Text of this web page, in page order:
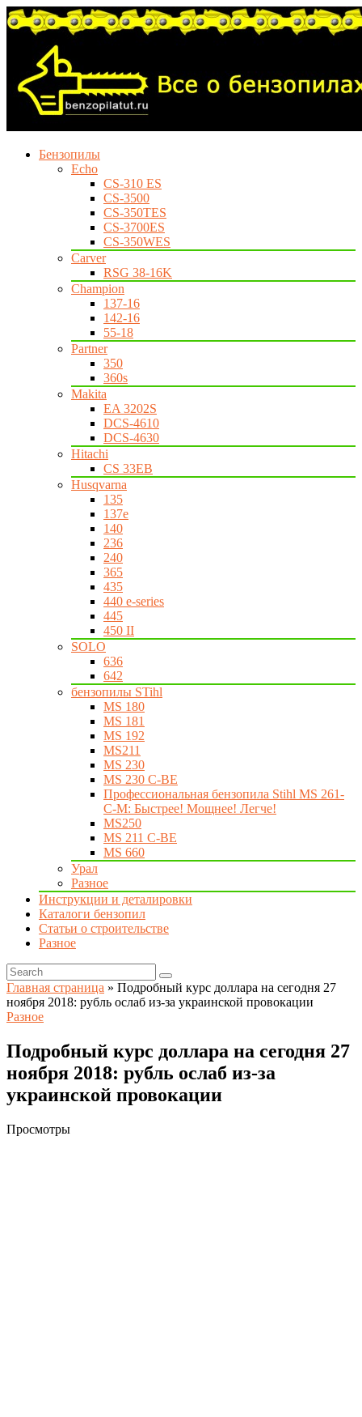
Бензопилы
Echo
CS-310 ES
CS-3500
CS-350TES
CS-3700ES
CS-350WES
Carver
RSG 38-16K
Champion
137-16
142-16
55-18
Partner
350
360s
Makita
EA 3202S
DCS-4610
DCS-4630
Hitachi
CS 33EB
Husqvarna
135
137e
140
236
240
365
435
440 e-series
445
450 II
SOLO
636
642
бензопилы STihl
MS 180
MS 181
MS 192
MS211
MS 230
MS 230 C-BE
Профессиональная бензопила Stihl MS 261-
C-M: Быстрее! Мощнее! Легче!
MS250
MS 211 C-BE
MS 660
Урал
Разное
Инструкции и деталировки
Каталоги бензопил
Статьи о строительстве
Разное
Главная страница » Подробный курс доллара на сегодня 27
ноября 2018: рубль ослаб из-за украинской провокации
Разное
Подробный курс доллара на сегодня 27
ноября 2018: рубль ослаб из-за
украинской провокации
Просмотры